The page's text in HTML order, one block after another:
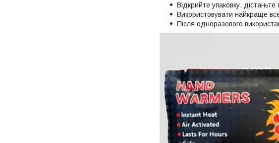
Відкрийте упаковку, дістаньте
Використовувати найкраще
Після одноразового